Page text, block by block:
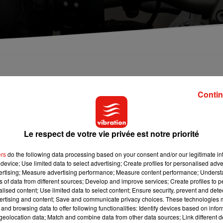
accident de la route qui s'est produit dans le
le quartier de l'université au Mans ce samedi 2 juin. Le
la rue Martial-Vivet au Mans, pour des raisons qui restent à
sur le côté de la rue. Le quadragénaire a été pris en
malgré les soins.
été témoin de la scène et a été extrêmement choqué selon
Le respect de votre vie privée est notre priorité
do the following data processing based on your consent and/or our legitimate
Use limited data to select advertising; Create profiles for personalised
Measure advertising performance; Measure content performance;
of data from different sources; Develop and improve services; Create profiles to
content; Use limited data to select content; Ensure security, prevent and
and content; Save and communicate privacy choices. These technologies
browsing data to offer following functionalities: Identify devices based on
data; Match and combine data from other data sources; Link different